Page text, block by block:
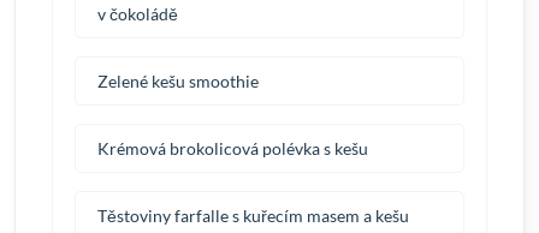
v čokoládě
Zelené kešu smoothie
Krémová brokolicová polévka s kešu
Těstoviny farfalle s kuřecím masem a kešu